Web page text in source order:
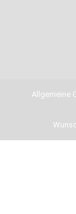
Allgemeine